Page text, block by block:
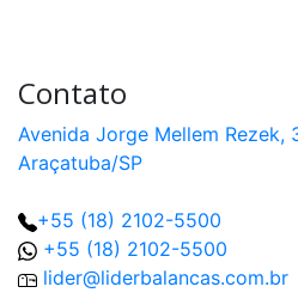
Contato
Avenida Jorge Mellem Rezek,
Araçatuba/SP
+55 (18) 2102-5500
+55 (18) 2102-5500
lider@liderbalancas.com.br